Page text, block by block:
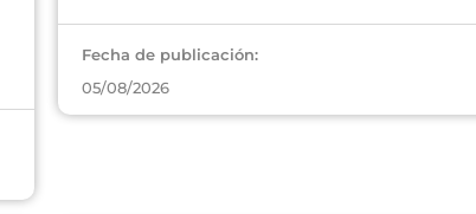
Fecha de publicación:
05/08/2026